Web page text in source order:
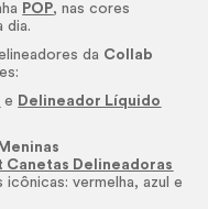
POP, nas cores
dia.
da Collab
e Delineador Líquido
Canetas Delineadoras
vermelha, azul e